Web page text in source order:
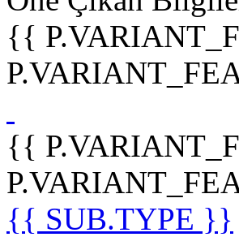
{{
{{
{{ SUB.TYPE }}